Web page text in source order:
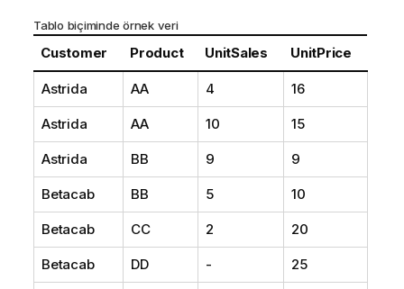
Tablo biçiminde örnek veri
Customer Product UnitSales UnitPrice
Astrida AA 4 16
Astrida AA 10 15
Astrida BB 9 9
Betacab BB 5 10
Betacab CC 2 20
Betacab DD - 25